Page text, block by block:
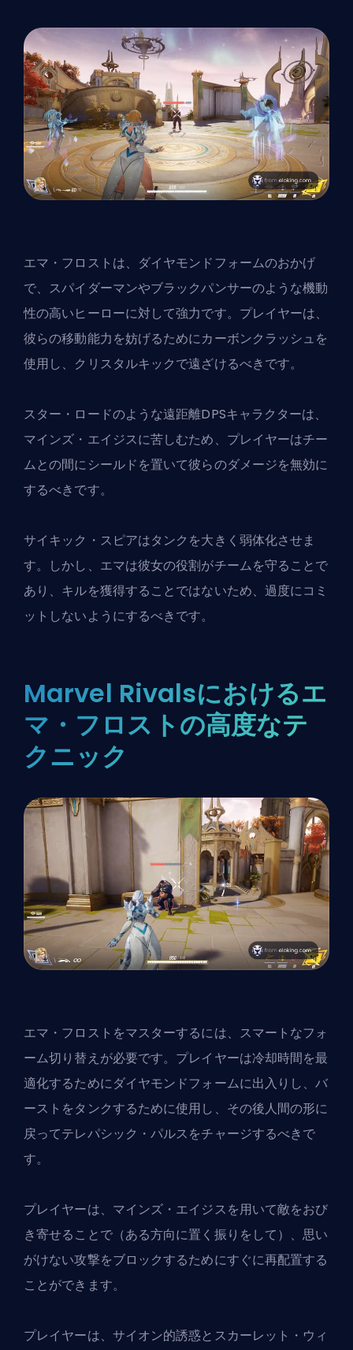
エマ・フロストは、ダイヤモンドフォームのおかげ
で、スパイダーマンやブラックパンサーのような機動
性の高いヒーローに対して強力です。プレイヤーは、
彼らの移動能力を妨げるためにカーボンクラッシュを
使用し、クリスタルキックで遠ざけるべきです。
スター・ロードのような遠距離DPSキャラクターは、
マインズ・エイジスに苦しむため、プレイヤーはチー
ムとの間にシールドを置いて彼らのダメージを無効に
するべきです。
サイキック・スピアはタンクを大きく弱体化させま
す。しかし、エマは彼女の役割がチームを守ることで
あり、キルを獲得することではないため、過度にコミ
ットしないようにするべきです。
Marvel Rivalsにおけるエ
マ・フロストの高度なテ
クニック
エマ・フロストをマスターするには、スマートなフォ
ーム切り替えが必要です。プレイヤーは冷却時間を最
適化するためにダイヤモンドフォームに出入りし、バ
ーストをタンクするために使用し、その後人間の形に
戻ってテレパシック・パルスをチャージするべきで
す。
プレイヤーは、マインズ・エイジスを用いて敵をおび
き寄せることで（ある方向に置く振りをして）、思い
がけない攻撃をブロックするためにすぐに再配置する
ことができます。
プレイヤーは、サイオン的誘惑とスカーレット・ウィ